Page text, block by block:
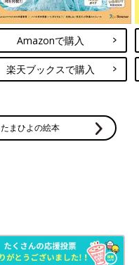
Amazonで購入
楽天ブックスで購入
たまひよの絵本